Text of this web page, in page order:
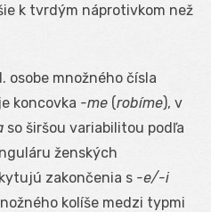
k tvrdým náprotivkom než
osobe množného čísla
koncovka -me (robíme), v
so širšou variabilitou podľa
ženských
zakončenia s -e/-i
kolíše medzi typmi